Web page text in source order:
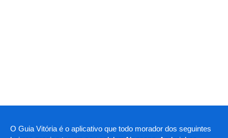
O Guia Vitória é o aplicativo que todo morador dos seguintes